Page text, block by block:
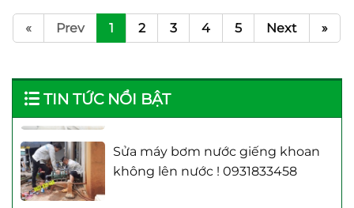
« Prev 1 2 3 4 5 Next »
TIN TỨC NỔI BẬT
0903163271
Shimge 250W – Bơm tăng áp
không lên nước ! 0931833458